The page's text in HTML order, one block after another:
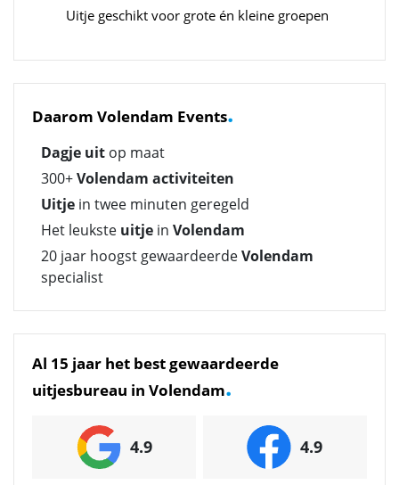
Uitje geschikt voor grote én kleine groepen
Daarom Volendam Events.
Dagje uit op maat
300+Volendam activiteiten
Uitje in twee minuten geregeld
Het leukste uitje in Volendam
20 jaar hoogst gewaardeerdeVolendam
specialist
Al 15 jaar het best gewaardeerde
uitjesbureau in Volendam.
4.9 4.9